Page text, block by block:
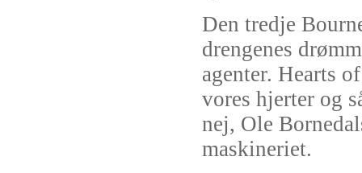
Den tredje
drengenes
agenter. Hearts
vores hjerter og
nej, Ole
maskineriet.